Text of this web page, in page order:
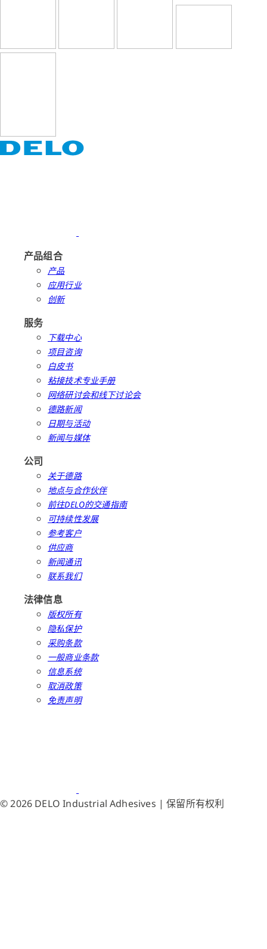
产品组合
产品
应用行业
创新
服务
下载中心
项目咨询
白皮书
粘接技术专业手册
网络研讨会和线下讨论会
德路新闻
日期与活动
新闻与媒体
公司
关于德路
地点与合作伙伴
前往DELO的交通指南
可持续性发展
参考客户
供应商
新闻通讯
联系我们
法律信息
版权所有
隐私保护
采购条款
一般商业条款
信息系统
取消政策
免责声明
© 2026 DELO Industrial Adhesives | 保留所有权利